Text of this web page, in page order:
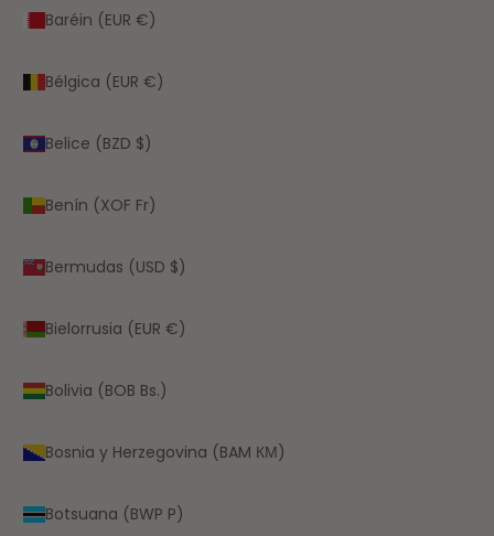
Baréin (EUR €)
Bélgica (EUR €)
Belice (BZD $)
Benín (XOF Fr)
Bermudas (USD $)
Bielorrusia (EUR €)
Bolivia (BOB Bs.)
Bosnia y Herzegovina (BAM КМ)
Botsuana (BWP P)